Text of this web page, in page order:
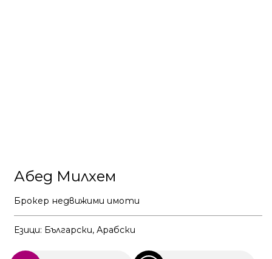
Абед Милхем
Брокер недвижими имоти
Езици: Български, Арабски